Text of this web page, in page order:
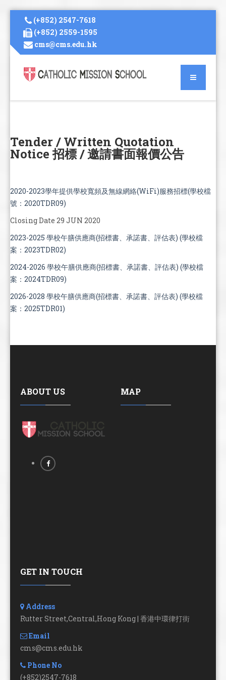
(+852) 2547-7618
(+852) 2559-1595
cms@cms.edu.hk
Tender / Written Quotation
Notice 招標 / 邀請書面報價公告
2020-2023學年提供學校寬頻及無線網絡(WiFi)服務招標(學校檔
號：2020TDR09)
Closing Date 29 JUN 2020
2023-2025 學校午膳供應商(招標書、承諾書、評估表) (學校檔
案：2023TDR02)
2024-2026 學校午膳供應商(招標書、承諾書、評估表) (學校檔
案：2024TDR09)
2026-2028 學校午膳供應商(招標書、承諾書、評估表) (學校檔
案：2025TDR01)
ABOUT US MAP
GET IN TOUCH
Address
Rutter Street,Central,Hong Kong | 香港中環律打街
Email
cms@cms.edu.hk
Phone No
(+852)2547-7618